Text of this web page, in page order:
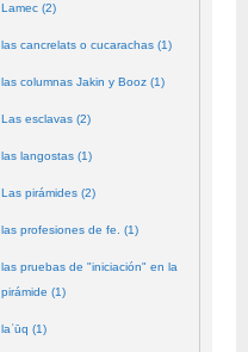
Lamec (2)
las cancrelats o cucarachas (1)
las columnas Jakin y Booz (1)
Las esclavas (2)
las langostas (1)
Las pirámides (2)
las profesiones de fe. (1)
las pruebas de "iniciación" en la
pirámide (1)
laʿūq (1)